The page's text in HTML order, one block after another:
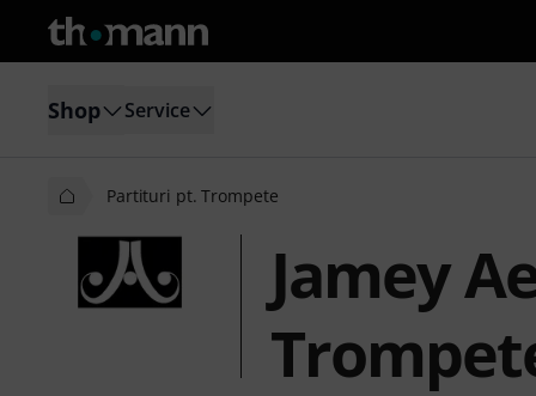
Shop Service
Partituri pt. Trompete
Jamey